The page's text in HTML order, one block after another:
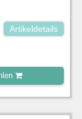
Artikeldetails